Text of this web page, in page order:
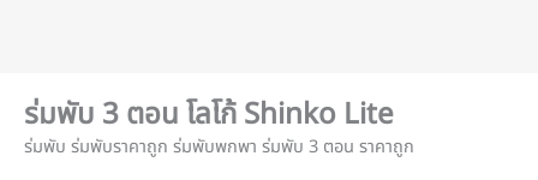
ร่มพับ 3 ตอน โลโก้ Shinko Lite
ร่มพับ ร่มพับราคาถูก ร่มพับพกพา ร่มพับ 3 ตอน ราคาถูก